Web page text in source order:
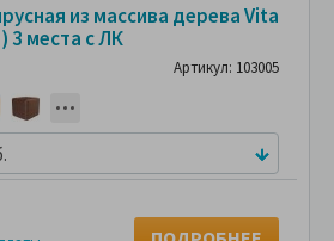
из массива дерева Vita
3 места с ЛК
Артикул: 103005